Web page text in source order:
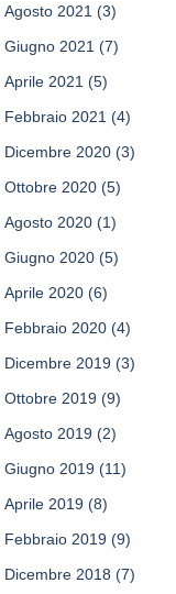
Agosto 2021 (3)
Giugno 2021 (7)
Aprile 2021 (5)
Febbraio 2021 (4)
Dicembre 2020 (3)
Ottobre 2020 (5)
Agosto 2020 (1)
Giugno 2020 (5)
Aprile 2020 (6)
Febbraio 2020 (4)
Dicembre 2019 (3)
Ottobre 2019 (9)
Agosto 2019 (2)
Giugno 2019 (11)
Aprile 2019 (8)
Febbraio 2019 (9)
Dicembre 2018 (7)